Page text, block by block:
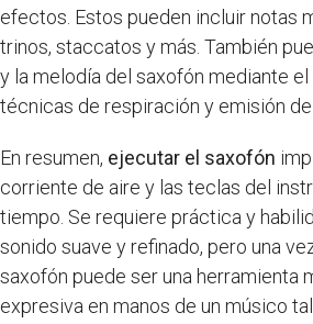
efectos. Estos pueden incluir notas
trinos, staccatos y más. También
y la melodía del saxofón mediante
técnicas de respiración y emisión de
En resumen, ejecutar el saxofón
corriente de aire y las teclas del
tiempo. Se requiere práctica y
sonido suave y refinado, pero una
saxofón puede ser una herramienta
expresiva en manos de un músico